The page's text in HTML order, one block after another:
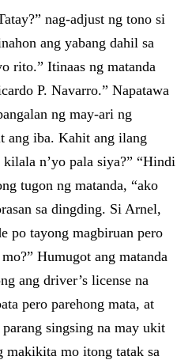
nag-adjust ng tono si
ang yabang dahil sa
rito.” Itinaas ng matanda
P. Navarro.” Napatawa
ng may-ari ng
ang iba. Kahit ang ilang
n’yo pala siya?” “Hindi
tugon ng matanda, “ako
sa dingding. Si Arnel,
po tayong magbiruan pero
Humugot ang matanda
ang driver’s license na
pero parehong mata, at
singsing na may ukit
makikita mo itong tatak sa